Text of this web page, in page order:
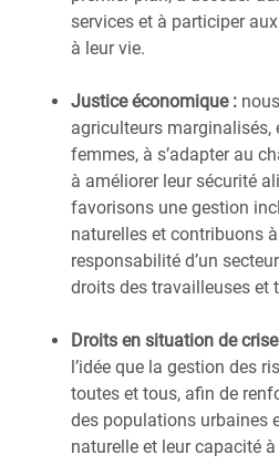
services et à participer
à leur vie.
Justice économique :
agriculteurs marginalisés,
femmes, à s’adapter au
à améliorer leur sécurité
favorisons une gestion
naturelles et contribuons
responsabilité d’un
droits des travailleuses et
Droits en situation de
l’idée que la gestion des
toutes et tous, afin de
des populations urbaines
naturelle et leur capacité